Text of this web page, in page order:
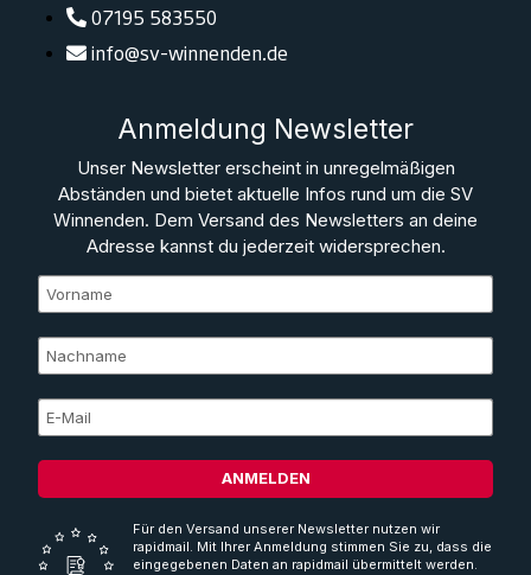
07195 583550
info@sv-winnenden.de
Anmeldung Newsletter
Unser Newsletter erscheint in unregelmäßigen
Abständen und bietet aktuelle Infos rund um die SV
Winnenden. Dem Versand des Newsletters an deine
Adresse kannst du jederzeit widersprechen.
ANMELDEN
Für den Versand unserer Newsletter nutzen wir
rapidmail. Mit Ihrer Anmeldung stimmen Sie zu, dass die
eingegebenen Daten an rapidmail übermittelt werden.